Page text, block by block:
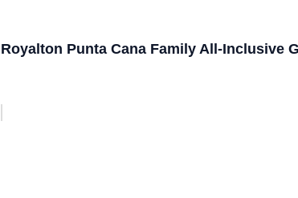
Royalton Punta Cana Family All-Inclusive